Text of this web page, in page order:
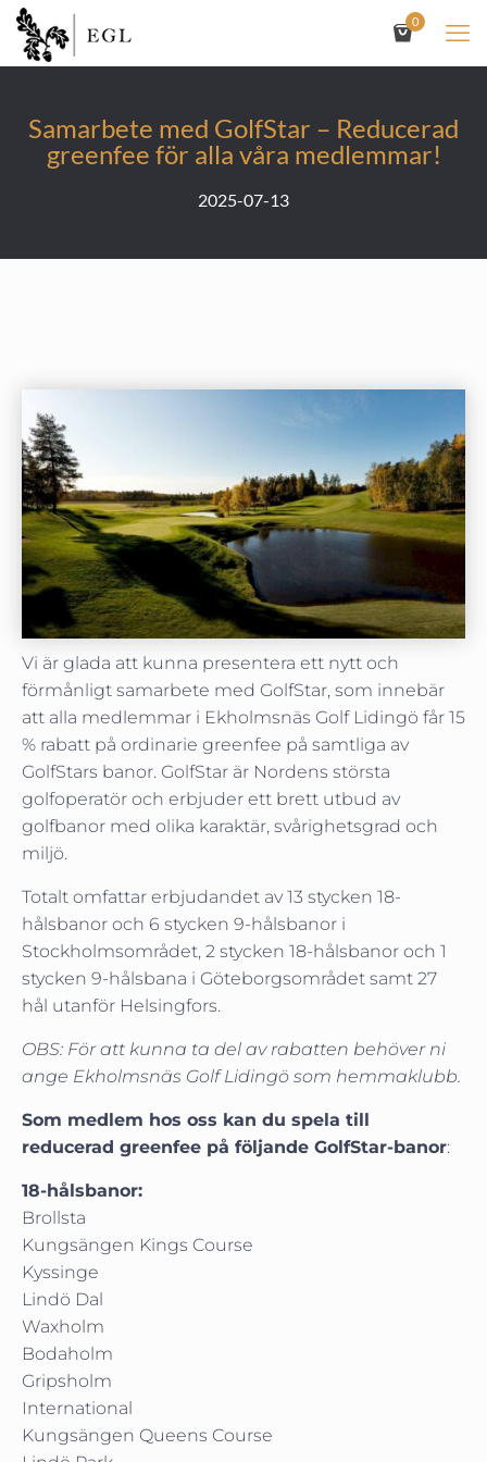
0
Samarbete med GolfStar – Reducerad
greenfee för alla våra medlemmar!
2025-07-13
Vi är glada att kunna presentera ett nytt och
förmånligt samarbete med GolfStar, som innebär
att alla medlemmar i Ekholmsnäs Golf Lidingö får 15
% rabatt på ordinarie greenfee på samtliga av
GolfStars banor. GolfStar är Nordens största
golfoperatör och erbjuder ett brett utbud av
golfbanor med olika karaktär, svårighetsgrad och
miljö.
Totalt omfattar erbjudandet av 13 stycken 18-
hålsbanor och 6 stycken 9-hålsbanor i
Stockholmsområdet, 2 stycken 18-hålsbanor och 1
stycken 9-hålsbana i Göteborgsområdet samt 27
hål utanför Helsingfors.
OBS: För att kunna ta del av rabatten behöver ni
ange Ekholmsnäs Golf Lidingö som hemmaklubb.
Som medlem hos oss kan du spela till
reducerad greenfee på följande GolfStar-banor:
18-hålsbanor:
Brollsta
Kungsängen Kings Course
Kyssinge
Lindö Dal
Waxholm
Bodaholm
Gripsholm
International
Kungsängen Queens Course